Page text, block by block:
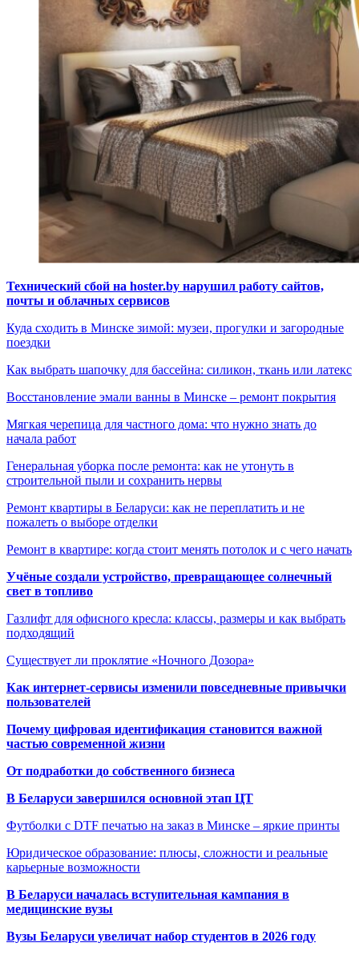
Технический сбой на hoster.by нарушил работу сайтов,
почты и облачных сервисов
Куда сходить в Минске зимой: музеи, прогулки и загородные
поездки
Как выбрать шапочку для бассейна: силикон, ткань или латекс
Восстановление эмали ванны в Минске – ремонт покрытия
Мягкая черепица для частного дома: что нужно знать до
начала работ
Генеральная уборка после ремонта: как не утонуть в
строительной пыли и сохранить нервы
Ремонт квартиры в Беларуси: как не переплатить и не
пожалеть о выборе отделки
Ремонт в квартире: когда стоит менять потолок и с чего начать
Учёные создали устройство, превращающее солнечный
свет в топливо
Газлифт для офисного кресла: классы, размеры и как выбрать
подходящий
Существует ли проклятие «Ночного Дозора»
Как интернет-сервисы изменили повседневные привычки
пользователей
Почему цифровая идентификация становится важной
частью современной жизни
От подработки до собственного бизнеса
В Беларуси завершился основной этап ЦТ
Футболки с DTF печатью на заказ в Минске – яркие принты
Юридическое образование: плюсы, сложности и реальные
карьерные возможности
В Беларуси началась вступительная кампания в
медицинские вузы
Вузы Беларуси увеличат набор студентов в 2026 году